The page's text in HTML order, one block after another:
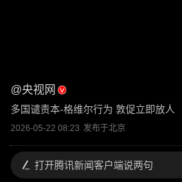
@央视网
多国谴责本-格维尔行为 敦促立即放人
2026-05-22 08:23 发布于北京
打开腾讯新闻客户端说两句